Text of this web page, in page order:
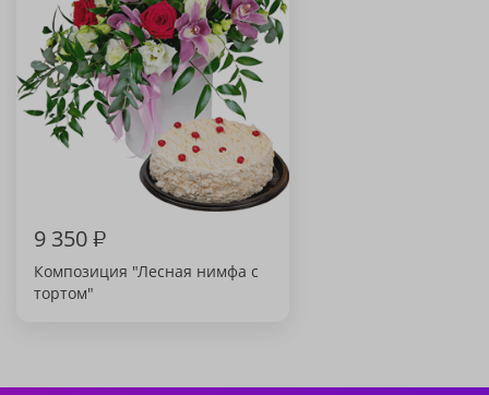
9 350₽
Композиция "Лесная нимфа с
тортом"